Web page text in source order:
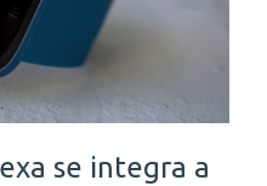
se integra a